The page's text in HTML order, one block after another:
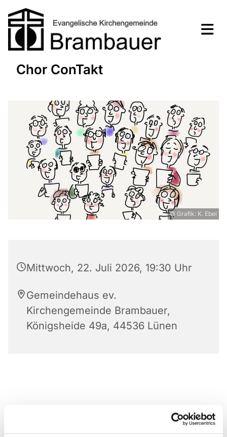
Chor ConTakt
© Grafik: K. Ebel
Mittwoch, 22. Juli 2026, 19:30 Uhr
Gemeindehaus ev.
Kirchengemeinde Brambauer,
Königsheide 49a, 44536 Lünen